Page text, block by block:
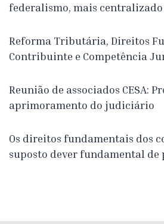
federalismo, mais centralizado
Reforma Tributária, Direitos
Contribuinte e Competência
Reunião de associados CESA:
aprimoramento do judiciário
Os direitos fundamentais dos
suposto dever fundamental